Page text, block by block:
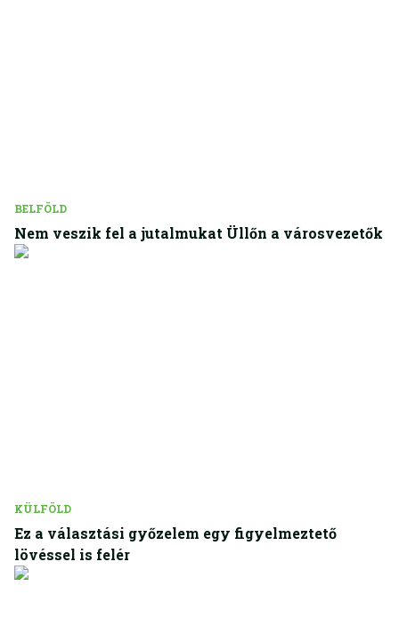
BELFÖLD
Nem veszik fel a jutalmukat Üllőn a városvezetők
KÜLFÖLD
Ez a választási győzelem egy figyelmeztető
lövéssel is felér